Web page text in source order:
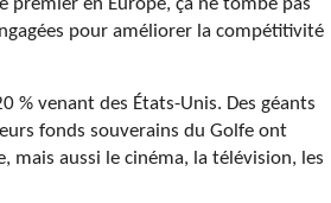
premier en Europe, ça ne tombe pas
pour améliorer la compétitivité
% venant des États-Unis. Des géants
fonds souverains du Golfe ont
mais aussi le cinéma, la télévision, les